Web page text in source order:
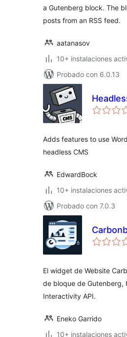
a Gutenberg block. The
posts from an RSS feed.
aatanasov
10+ instalaciones
Probado con 6.0.13
Adds features to use
headless CMS
EdwardBock
10+ instalaciones
Probado con 7.0.3
El widget de Website
de bloque de Gutenberg,
Interactivity API.
Eneko Garrido
10+ instalaciones